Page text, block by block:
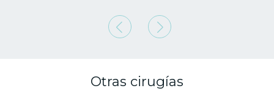
Otras cirugías